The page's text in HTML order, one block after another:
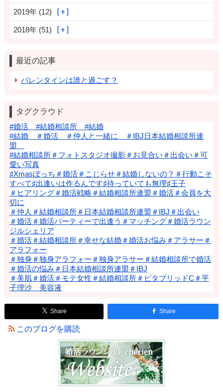
2019年 (12)
2018年 (51)
最近の記事
バレンタインは誰と過ごす？
タグクラウド
#婚活 #結婚相談所 #結婚
#結婚 ＃婚活 ＃仲人と一緒に ＃IBJ日本結婚相談所連
盟
#結婚相談所＃フォトスタジオ撮影＃お見合い＃出会い＃可
愛い写真
♯Xmasぼっち＃婚活＃こじらせ＃結婚しないの？＃行動こそ
すべて♯出逢いは作るんです♯待っていても無理♯王子
＃ヒアリング＃婚活戦略＃結婚相談所連盟＃婚活＃会員を大
切に
＃仲人＃結婚相談所＃日本結婚相談所連盟＃IBJ＃出会い
＃婚活＃婚活パーティーで出逢う＃マッチング＃婚活ラウン
ジルシェリア
＃婚活＃結婚相談所＃幸せな結婚＃婚活お悩み＃アラサー＃
アラフォー
＃独身＃独身アラフォー＃独身アラサー＃結婚相談所で婚活
＃婚活の悩み＃日本結婚相談所連盟＃IBJ
＃美肌＃婚活＃モテ女性＃結婚相談所＃ビタブリッドC＃平
子理沙 美容液
Share Share
このブログを購読